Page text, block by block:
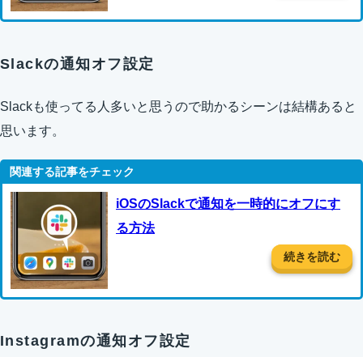
Slackの通知オフ設定
Slackも使ってる人多いと思うので助かるシーンは結構あると
思います。
iOSのSlackで通知を一時的にオフにす
る方法
続きを読む
Instagramの通知オフ設定